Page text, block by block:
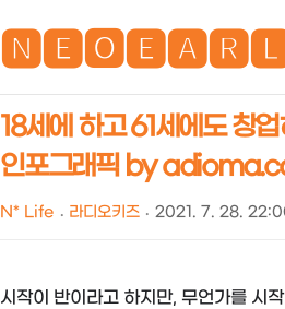
18세에 하고 61세에도 창
인포그래픽 by
N* Life 라디오키즈 2021. 7. 28.
시작이 반이라고 하지만, 무언가를 시